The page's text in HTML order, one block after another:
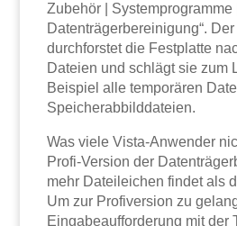
Zubehör | Systemprogramme |
Datenträgerbereinigung“.
durchforstet die Festplatte
Dateien und schlägt sie zum
Beispiel alle temporären
Speicherabbilddateien.
Was viele Vista-Anwender
Profi-Version der
mehr Dateileichen findet als
Um zur Profiversion zu
Eingabeaufforderung mit der